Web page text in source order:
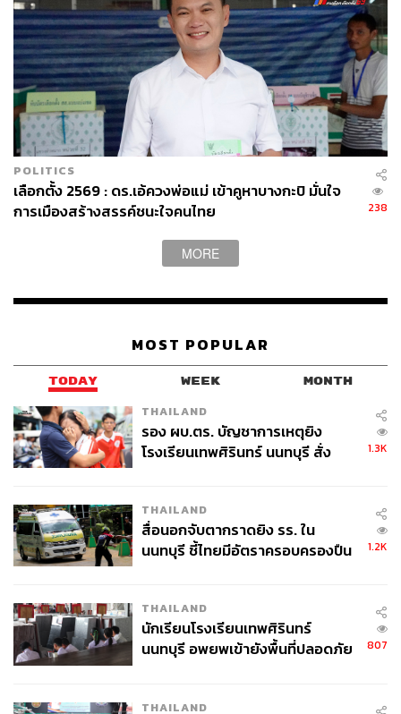
POLITICS
เลือกตั้ง 2569 : ดร.เอ้ควงพ่อแม่ เข้าคูหาบางกะปิ มั่นใจ
การเมืองสร้างสรรค์ชนะใจคนไทย
238
MORE
MOST POPULAR
TODAY WEEK MONTH
THAILAND
รอง ผบ.ตร. บัญชาการเหตุยิง
โรงเรียนเทพศิรินทร์ นนทบุรี สั่ง
1.3K
THAILAND
สื่อนอกจับตากราดยิง รร. ใน
นนทบุรี ชี้ไทยมีอัตราครอบครองปืน
1.2K
THAILAND
นักเรียนโรงเรียนเทพศิรินทร์
นนทบุรี อพยพเข้ายังพื้นที่ปลอดภัย
807
THAILAND